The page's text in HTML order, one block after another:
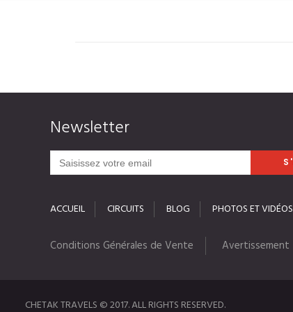
Newsletter
ACCUEIL CIRCUITS BLOG PHOTOS ET VIDÉOS
Conditions Générales de Vente Avertissement
CHETAK TRAVELS © 2017. ALL RIGHTS RESERVED.